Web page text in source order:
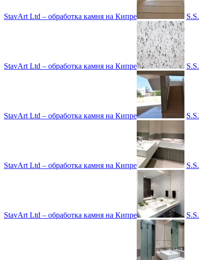
StavArt Ltd – обработка камня на Кипре S.S.
StavArt Ltd – обработка камня на Кипре S.S.
StavArt Ltd – обработка камня на Кипре S.S.
StavArt Ltd – обработка камня на Кипре S.S.
StavArt Ltd – обработка камня на Кипре S.S.